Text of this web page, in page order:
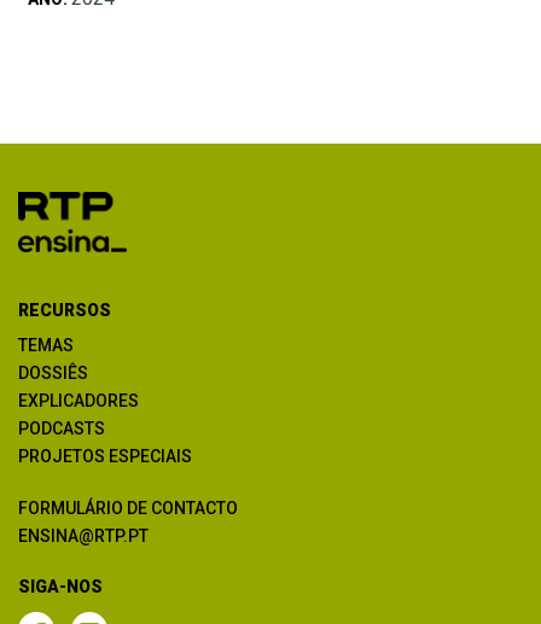
RECURSOS
TEMAS
DOSSIÊS
EXPLICADORES
PODCASTS
PROJETOS ESPECIAIS
FORMULÁRIO DE CONTACTO
ENSINA@RTP.PT
SIGA-NOS